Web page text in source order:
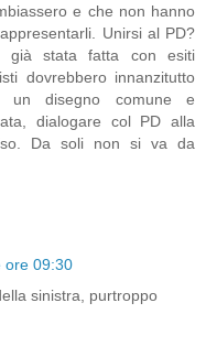
e che non hanno
Unirsi al PD?
già stata fatta con esiti
dovrebbero innanzitutto
disegno comune e
dialogare col PD alla
Da soli non si va da
ore 09:30
sinistra, purtroppo